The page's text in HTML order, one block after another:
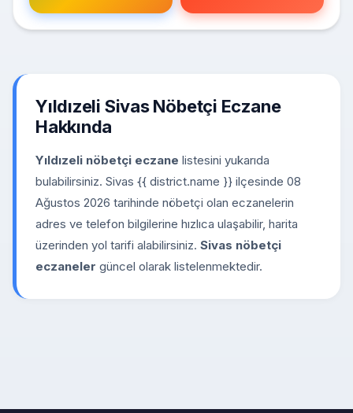
Yıldızeli Sivas Nöbetçi Eczane
Hakkında
Yıldızeli nöbetçi eczane listesini yukarıda
bulabilirsiniz. Sivas {{ district.name }} ilçesinde 08
Ağustos 2026 tarihinde nöbetçi olan eczanelerin
adres ve telefon bilgilerine hızlıca ulaşabilir, harita
üzerinden yol tarifi alabilirsiniz. Sivas nöbetçi
eczaneler güncel olarak listelenmektedir.